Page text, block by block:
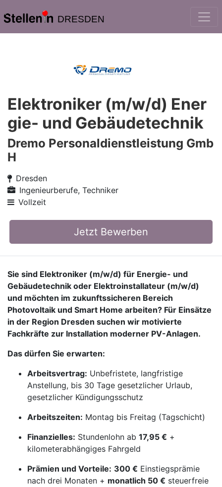
DRESDEN
Elektroniker (m/w/d) Ener
gie- und Gebäudetechnik
Dremo Personaldienstleistung Gmb
H
Dresden
Ingenieurberufe, Techniker
Vollzeit
Jetzt Bewerben
Sie sind Elektroniker (m/w/d) für Energie- und
Gebäudetechnik oder Elektroinstallateur (m/w/d)
und möchten im zukunftssicheren Bereich
Photovoltaik und Smart Home arbeiten? Für Einsätze
in der Region Dresden suchen wir motivierte
Fachkräfte zur Installation moderner PV-Anlagen.
Das dürfen Sie erwarten:
Arbeitsvertrag: Unbefristete, langfristige
Anstellung, bis 30 Tage gesetzlicher Urlaub,
gesetzlicher Kündigungsschutz
Arbeitszeiten: Montag bis Freitag (Tagschicht)
Finanzielles: Stundenlohn ab 17,95 € +
kilometerabhängiges Fahrgeld
Prämien und Vorteile: 300 € Einstiegsprämie
nach drei Monaten + monatlich 50 € steuerfreie